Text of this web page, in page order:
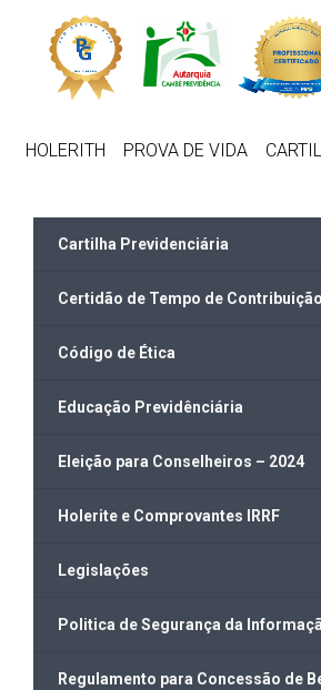
Skip to main content
HOLERITH PROVA DE VIDA
Cartilha Previdenciária
Certidão de Tempo de Contribuição
Código de Ética
Educação Previdênciária
Eleição para Conselheiros – 2024
Holerite e Comprovantes IRRF
Legislações
Politica de Segurança da
Regulamento para Concessão de